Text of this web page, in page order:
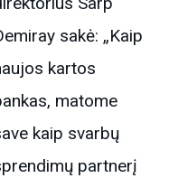
sakė: „Kaip
kartos
matome
kaip svarbų
partnerį